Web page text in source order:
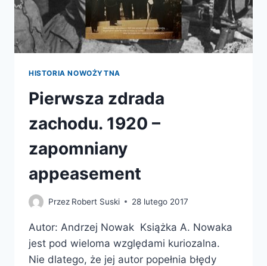
HISTORIA NOWOŻYTNA
Pierwsza zdrada
zachodu. 1920 –
zapomniany
appeasement
Przez Robert Suski 28 lutego 2017
Autor: Andrzej Nowak Książka A. Nowaka
jest pod wieloma względami kuriozalna.
Nie dlatego, że jej autor popełnia błędy